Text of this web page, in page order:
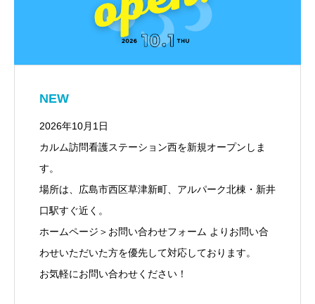
NEW
2026年10月1日
カルム訪問看護ステーション西を新規オープンしま
す。
場所は、広島市西区草津新町、アルパーク北棟・新井
口駅すぐ近く。
ホームページ＞お問い合わせフォーム よりお問い合
わせいただいた方を優先して対応しております。
お気軽にお問い合わせください！